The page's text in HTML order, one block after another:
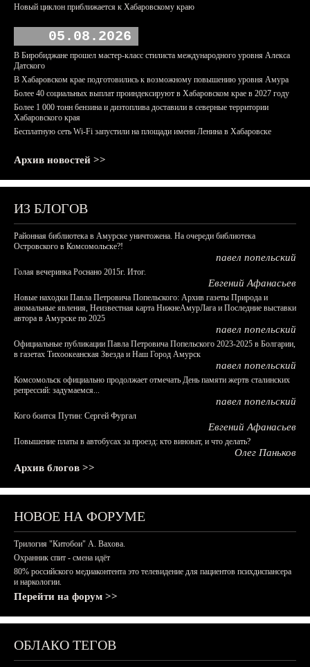
Новый циклон приближается к Хабаровскому краю
05.08.2026
В Биробиджане прошел мастер-класс стилиста международного уровня Алекса
Датского
В Хабаровском крае подготовились к возможному повышению уровня Амура
Более 40 социальных выплат проиндексируют в Хабаровском крае в 2027 году
Более 1 000 тонн бензина и дизтоплива доставили в северные территории
Хабаровского края
Бесплатную сеть Wi-Fi запустили на площади имени Ленина в Хабаровске
Архив новостей >>
ИЗ БЛОГОВ
Районная библиотека в Амурске уничтожена. На очереди библиотека
Островского в Комсомольске?!
павел попельский
Голая вечеринка Роснано 2015г. Итог.
Евгений Афанасьев
Новые находки Павла Петровича Попельского: Архив газеты Природа и
аномальные явления, Неизвестная карта НижнеАмурЛага и Последние выставки
автора в Амурске по 2025
павел попельский
Официальные публикации Павла Петровича Попельского 2023-2025 в Болгарии,
в газетах Тихоокеанская Звезда и Наш Город Амурск
павел попельский
Комсомольск официально продолжает отмечать День памяти жертв сталинских
репрессий: задумаемся...
павел попельский
Кого боится Путин: Сергей Фургал
Евгений Афанасьев
Повышение платы в автобусах за проезд: кто виноват, и что делать?
Олег Паньков
Архив блогов >>
НОВОЕ НА ФОРУМЕ
Трилогия "Китобои" А. Вахова.
Охранник спит - смена идёт
80% российского медиаконтента это телевидение для пациентов психдиспансера
и наркологии.
Перейти на форум >>
ОБЛАКО ТЕГОВ